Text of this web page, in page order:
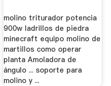
molino triturador potencia
900w ladrillos de piedra
minecraft equipo molino de
martillos como operar
planta Amoladora de
ángulo ... soporte para
molino y ...